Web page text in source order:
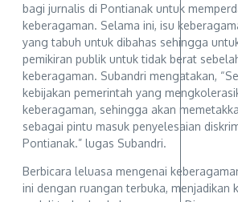
bagi jurnalis di Pontianak untuk
keberagaman. Selama ini, isu
yang tabuh untuk dibahas sehingga
pemikiran publik untuk tidak berat
keberagaman. Subandri mengatakan,
kebijakan pemerintah yang
keberagaman, sehingga akan
sebagai pintu masuk penyelesaian
Pontianak.” lugas Subandri.
Berbicara leluasa mengenai
ini dengan ruangan terbuka, menjadikan